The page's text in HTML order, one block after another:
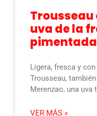
Trousseau
uva de la
pimentada
Ligera, fresca y
Trousseau,
Merenzao, una uva
VER MÁS »